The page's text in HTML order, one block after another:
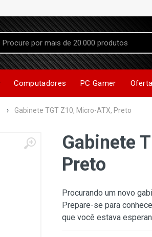
Computadores PC Gamer
› Gabinete TGT Z10, Micro-ATX, Preto
Gabinete
Preto
Procurando um novo
Prepare-se para
que você estava